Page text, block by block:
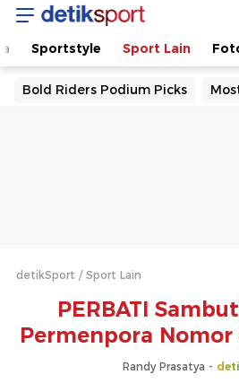
Sportstyle Sport Lain
Bold Riders Podium Picks
detikSport Sport Lain
PERBATI
Permenpora Nomor
Randy Prasatya -